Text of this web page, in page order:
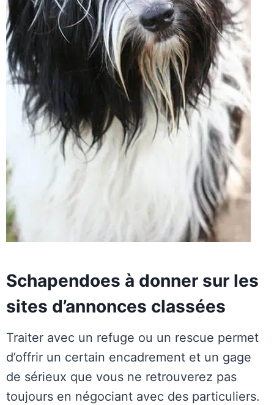
Schapendoes à donner sur les
sites d’annonces classées
Traiter avec un refuge ou un rescue permet
d’offrir un certain encadrement et un gage
de sérieux que vous ne retrouverez pas
toujours en négociant avec des particuliers.